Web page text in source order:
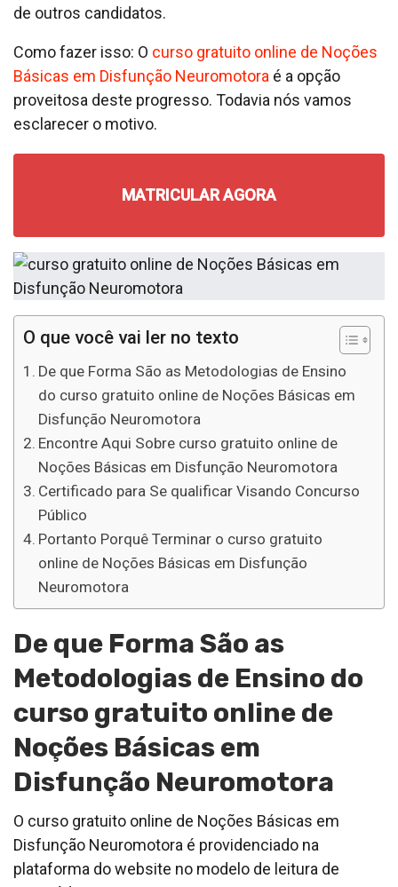
de outros candidatos.
Como fazer isso: O curso gratuito online de Noções
Básicas em Disfunção Neuromotora é a opção
proveitosa deste progresso. Todavia nós vamos
esclarecer o motivo.
MATRICULAR AGORA
O que você vai ler no texto
De que Forma São as Metodologias de Ensino
do curso gratuito online de Noções Básicas em
Disfunção Neuromotora
Encontre Aqui Sobre curso gratuito online de
Noções Básicas em Disfunção Neuromotora
Certificado para Se qualificar Visando Concurso
Público
Portanto Porquê Terminar o curso gratuito
online de Noções Básicas em Disfunção
Neuromotora
De que Forma São as
Metodologias de Ensino do
curso gratuito online de
Noções Básicas em
Disfunção Neuromotora
O curso gratuito online de Noções Básicas em
Disfunção Neuromotora é providenciado na
plataforma do website no modelo de leitura de